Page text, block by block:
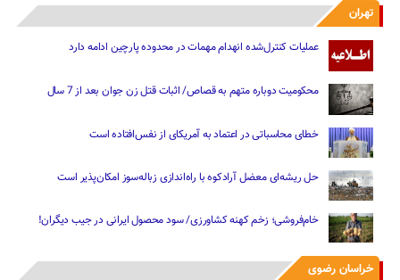
تهران
عملیات کنترل‌شده انهدام مهمات در محدوده پارچین ادامه دارد
محکومیت دوباره متهم به قصاص/ اثبات قتل زن جوان بعد از 7 سال
خطای محاسباتی در اعتماد به آمریکای از نفس‌افتاده است
حل ریشه‌ای معضل آرادکوه با راه‌اندازی زباله‌سوز امکان‌پذیر است
خام‌فروشی؛ زخم کهنه کشاورزی/ سود محصول ایرانی در جیب دیگران!
خراسان رضوی